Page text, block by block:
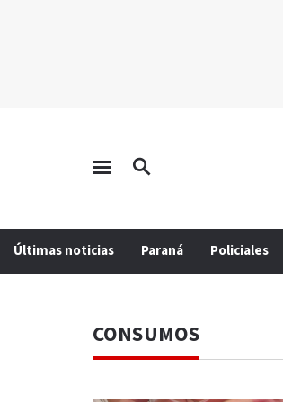
Últimas noticias Paraná Policiales
CONSUMOS